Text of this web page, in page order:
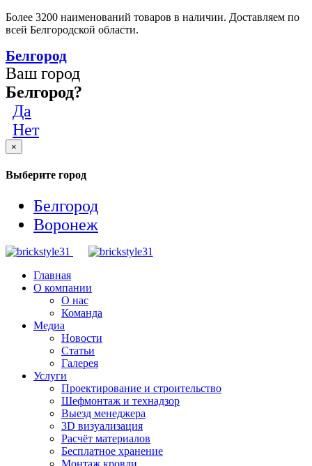
Более 3200 наименований товаров в наличии. Доставляем по
всей Белгородской области.
Белгород
Ваш город
Белгород?
Да
Нет
×
Выберите город
Белгород
Воронеж
Главная
О компании
О нас
Команда
Медиа
Новости
Статьи
Галерея
Услуги
Проектирование и строительство
Шефмонтаж и технадзор
Выезд менеджера
3D визуализация
Расчёт материалов
Бесплатное хранение
Монтаж кровли